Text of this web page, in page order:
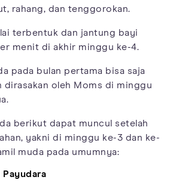
rahang, dan tenggorokan.
terbentuk dan jantung bayi
menit di akhir minggu ke-4.
pada bulan pertama bisa saja
dirasakan oleh Moms di minggu
berikut dapat muncul setelah
yakni di minggu ke-3 dan ke-
muda pada umumnya:
Payudara